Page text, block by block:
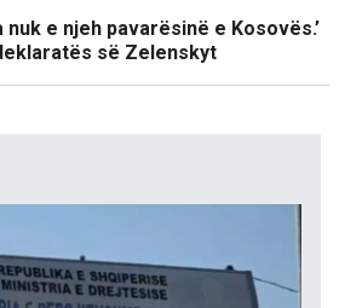
nuk e njeh pavarësinë e Kosovës.’
së Zelenskyt